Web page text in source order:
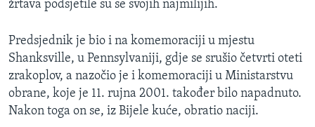
O GLASU AMERIKE
Learning English
PRATITE NAS
žrtava podsjetile su se svojih najmilijih.
Predsjednik je bio i na komemoraciji u mjestu
Shanksville, u Pennsylvaniji, gdje se srušio četvrti oteti
zrakoplov, a nazočio je i komemoraciji u Ministarstvu
obrane, koje je 11. rujna 2001. također bilo napadnuto.
Nakon toga on se, iz Bijele kuće, obratio naciji.